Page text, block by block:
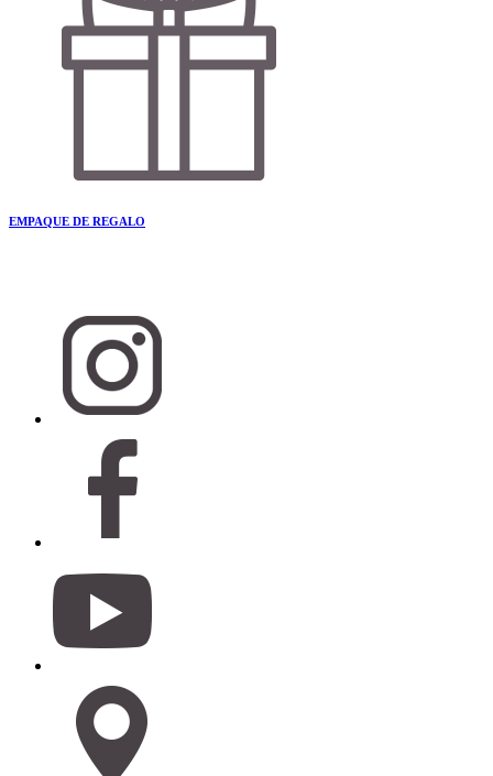
EMPAQUE DE REGALO